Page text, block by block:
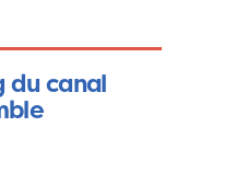
du canal